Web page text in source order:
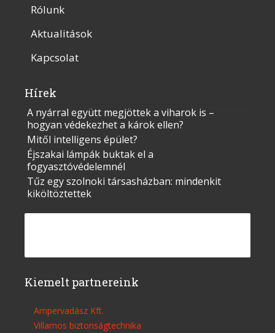
Rólunk
Aktualitások
Kapcsolat
Hírek
A nyárral együtt megjöttek a viharok is –
hogyan védekezhet a károk ellen?
Mitől intelligens épület?
Éjszakai lámpák buktak el a
fogyasztóvédelemnél
Tűz egy szolnoki társasházban: mindenkit
kiköltöztettek
Kiemelt partnereink
Ampervadász Kft.
Villamos biztonságtechnika